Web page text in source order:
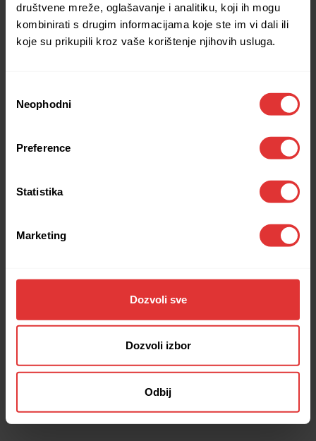
društvene mreže, oglašavanje i analitiku, koji ih mogu
kombinirati s drugim informacijama koje ste im vi dali ili
koje su prikupili kroz vaše korištenje njihovih usluga.
Selection
Neophodni
Preference
Statistika
Marketing
Dozvoli sve
Dozvoli izbor
Odbij
Application error: a client-side exception has occurred (see the